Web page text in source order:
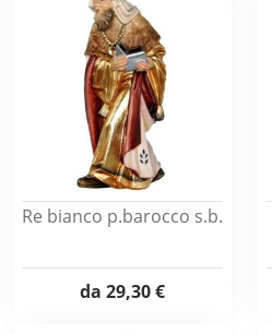
Re bianco p.barocco s.b.
da 29,30 €